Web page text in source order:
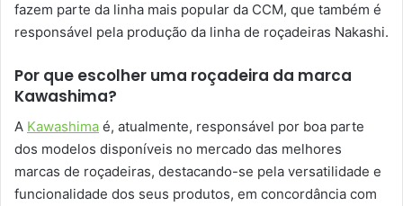
fazem parte da linha mais popular da CCM, que também é
responsável pela produção da linha de roçadeiras Nakashi.
Por que escolher uma roçadeira da marca
Kawashima?
A Kawashima é, atualmente, responsável por boa parte
dos modelos disponíveis no mercado das melhores
marcas de roçadeiras, destacando-se pela versatilidade e
funcionalidade dos seus produtos, em concordância com